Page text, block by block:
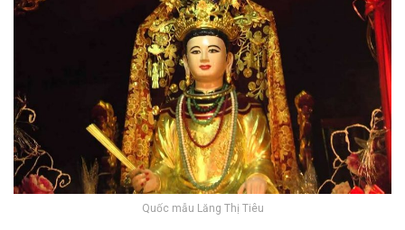
Quốc mẫu Lăng Thị Tiêu